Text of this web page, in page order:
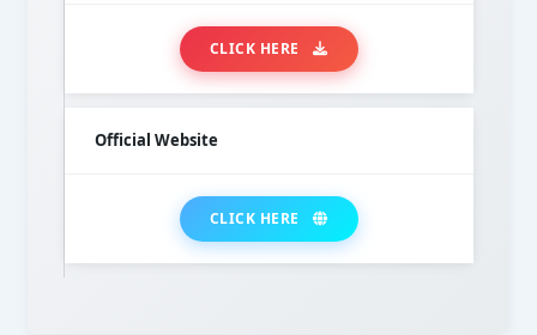
CLICK HERE
Official Website
CLICK HERE